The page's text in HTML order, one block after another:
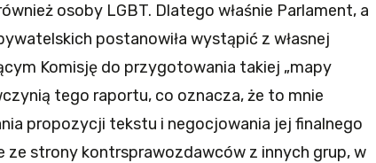
osoby LGBT. Dlatego właśnie Parlament, a
postanowiła wystąpić z własnej
Komisję do przygotowania takiej „mapy
tego raportu, co oznacza, że to mnie
propozycji tekstu i negocjowania jej finalnego
ze strony kontrsprawozdawców z innych grup, w